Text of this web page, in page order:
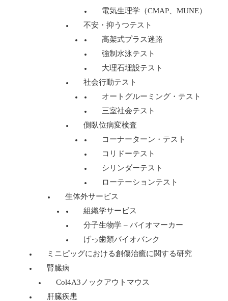
電気生理学（CMAP、MUNE）
不安・抑うつテスト
高架式プラス迷路
強制水泳テスト
大理石埋設テスト
社会行動テスト
オートグルーミング・テスト
三室社会テスト
側臥位病変検査
コーナーターン・テスト
コリドーテスト
シリンダーテスト
ローテーションテスト
生体外サービス
組織学サービス
分子生物学 – バイオマーカー
げっ歯類バイオバンク
ミニピッグにおける創傷治癒に関する研究
腎臓病
Col4A3ノックアウトマウス
肝臓疾患